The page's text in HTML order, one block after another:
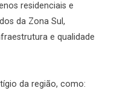
residenciais e
da Zona Sul,
e qualidade
da região, como: